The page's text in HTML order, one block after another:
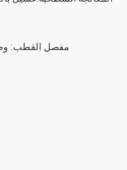
مفصل القطب: وضع